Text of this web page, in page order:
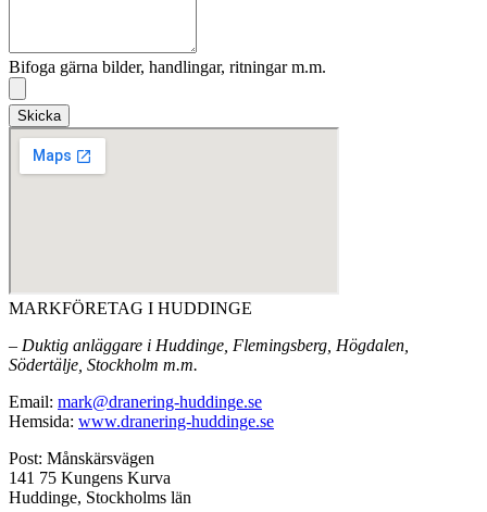
Bifoga gärna bilder, handlingar, ritningar m.m.
Skicka
MARKFÖRETAG I HUDDINGE
– Duktig anläggare i Huddinge, Flemingsberg, Högdalen,
Södertälje, Stockholm m.m.
Email: mark@dranering-huddinge.se
Hemsida: www.dranering-huddinge.se
Post: Månskärsvägen
141 75 Kungens Kurva
Huddinge, Stockholms län